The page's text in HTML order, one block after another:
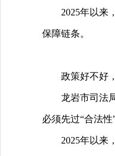
2025年以来，
保障链条。
政策好不好
龙岩市司法局
必须先过“合法
2025年以来，